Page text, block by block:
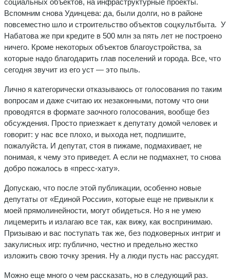
Вспомним снова Удинцева: да, были долги, но в районе
повсеместно шло и строительство объектов соцкультбыта. У
Набатова же при кредите в 500 млн за пять лет не построено
ничего. Кроме некоторых объектов благоустройства, за
которые надо благодарить глав поселений и города. Все, что
сегодня звучит из его уст — это пыль.
Лично я категорически отказываюсь от голосования по таким
вопросам и даже считаю их незаконными, потому что они
проводятся в формате заочного голосования, вообще без
обсуждения. Просто приезжает к депутату домой человек и
говорит: у нас все плохо, и выхода нет, подпишите,
пожалуйста. И депутат, стоя в пижаме, подмахивает, не
понимая, к чему это приведет. А если не подмахнет, то снова
добро пожалось в «пресс-хату».
Допускаю, что после этой публикации, особенно новые
депутаты от «Единой России», которые еще не привыкли к
моей прямолинейности, могут обидеться. Но я не умею
лицемерить и излагаю все так, как вижу, как воспринимаю.
Призываю и вас поступать так же, без подковерных интриг и
закулисных игр: публично, честно и предельно жестко
изложить свою точку зрения. Ну а люди пусть нас рассудят.
Можно еще много о чем рассказать, но в следующий раз.